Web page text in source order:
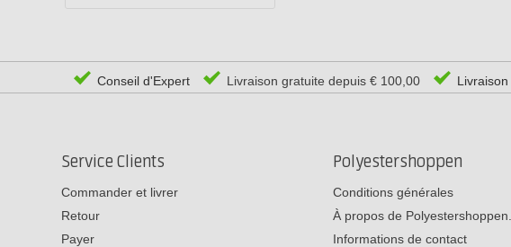
Conseil d'Expert Livraison gratuite depuis € 100,00
Service Clients
Commander et livrer
Retour
Payer
Polyestershoppen
Conditions générales
À propos de
Informations de contact